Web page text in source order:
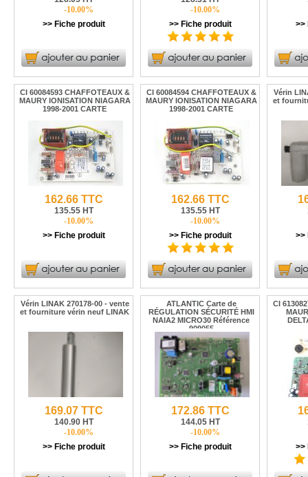
-10.00%
>> Fiche produit
-10.00%
>> Fiche produit
>>
CI 60084593 CHAFFOTEAUX &
MAURY IONISATION NIAGARA
1998-2001 CARTE
162.66 TTC
135.55 HT
-10.00%
>> Fiche produit
CI 60084594 CHAFFOTEAUX &
MAURY IONISATION NIAGARA
1998-2001 CARTE
162.66 TTC
135.55 HT
-10.00%
>> Fiche produit
Vérin
et
>>
Vérin LINAK 270178-00 - vente
et fourniture vérin neuf LINAK
169.07 TTC
140.90 HT
-10.00%
>> Fiche produit
ATLANTIC Carte de
RÉGULATION SÉCURITÉ HMI
NAIA2 MICRO30 Référence
909055
172.86 TTC
144.05 HT
-10.00%
>> Fiche produit
CI
>>